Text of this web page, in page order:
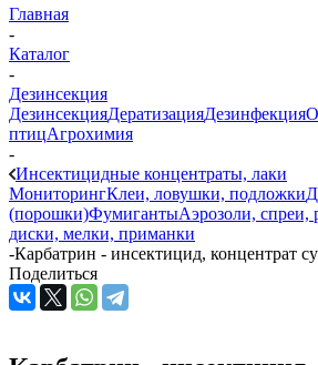
Главная
-
Каталог
-
Дезинсекция
ДезинсекцияДератизацияДезинфекция
птицАгрохимия
-
Инсектицидные концентраты, лаки
МониторингКлеи, ловушки, подложки
(порошки)ФумигантыАэрозоли, спреи,
диски, мелки, приманки
-Карбатрин - инсектицид, концентрат
Поделиться